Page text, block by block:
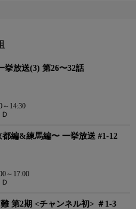
挙放送(3) 第26〜32話
～14:30
編&練馬編〜 一挙放送 #1-12
～17:00
第2期 <チャンネル初> ＃1-3